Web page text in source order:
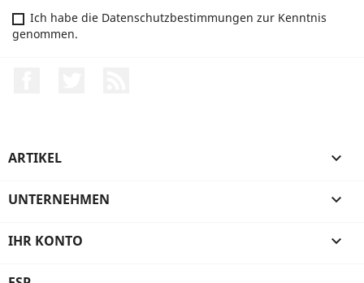
Ich habe die Datenschutzbestimmungen zur Kenntnis
genommen.
ARTIKEL 
UNTERNEHMEN 
IHR KONTO 